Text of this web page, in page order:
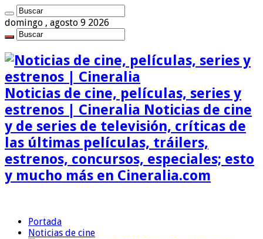
domingo , agosto 9 2026
Noticias de cine, películas, series y
estrenos | Cineralia Noticias de cine
y de series de televisión, críticas de
las últimas películas, tráilers,
estrenos, concursos, especiales; esto
y mucho más en Cineralia.com
Portada
Noticias de cine